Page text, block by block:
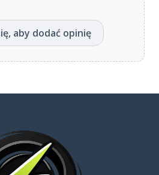
aby dodać opinię